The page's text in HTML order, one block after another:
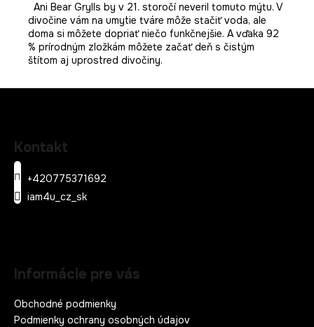
Ani Bear Grylls by v 21. storočí neveril tomuto mýtu. V
divočine vám na umytie tváre môže stačiť voda, ale
doma si môžete dopriať niečo funkčnejšie. A vďaka 92
% prírodným zložkám môžete začať deň s čistým
štítom aj uprostred divočiny.
Kontakt
+420775371692
iam4u_cz_sk
Informácie pre vás
Obchodné podmienky
Podmienky ochrany osobných údajov